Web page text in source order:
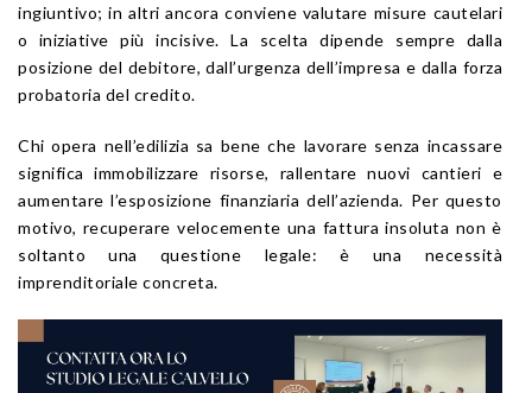
ingiuntivo; in altri ancora conviene valutare misure cautelari
o iniziative più incisive. La scelta dipende sempre dalla
posizione del debitore, dall’urgenza dell’impresa e dalla forza
probatoria del credito.
Chi opera nell’edilizia sa bene che lavorare senza incassare
significa immobilizzare risorse, rallentare nuovi cantieri e
aumentare l’esposizione finanziaria dell’azienda. Per questo
motivo, recuperare velocemente una fattura insoluta non è
soltanto una questione legale: è una necessità
imprenditoriale concreta.